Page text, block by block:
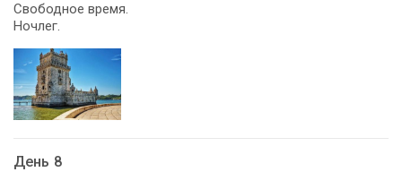
Свободное время.
Ночлег.
День 8